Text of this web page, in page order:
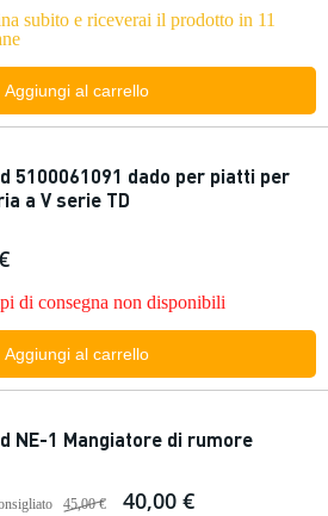
subito e riceverai il prodotto in 11
Aggiungi al carrello
5100061091 dado per piatti per
a V serie TD
di consegna non disponibili
Aggiungi al carrello
NE-1 Mangiatore di rumore
45,00 € 40,00 €